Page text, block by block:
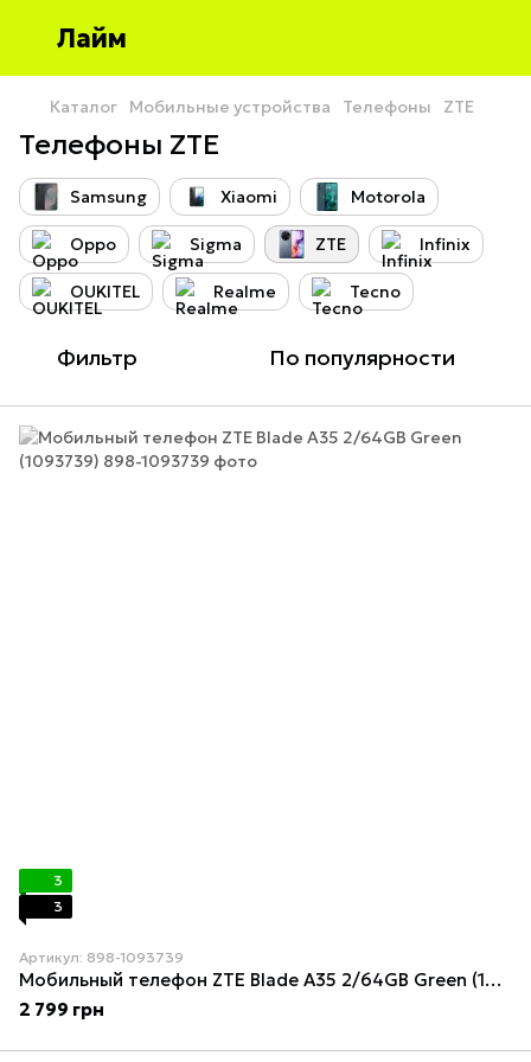
Лайм
Каталог Мобильные устройства Телефоны ZTE
Телефоны ZTE
Samsung Xiaomi Motorola
Oppo Sigma ZTE Infinix
OUKITEL Realme Tecno
Фильтр По популярности
3
3
Артикул: 898-1093739
Мобильный телефон ZTE Blade A35 2/64GB Green (1093739)
2 799 грн